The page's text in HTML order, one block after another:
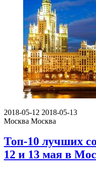
2018-05-12 2018-05-13
Москва Москва
Топ-10 лучших
12 и 13 мая в